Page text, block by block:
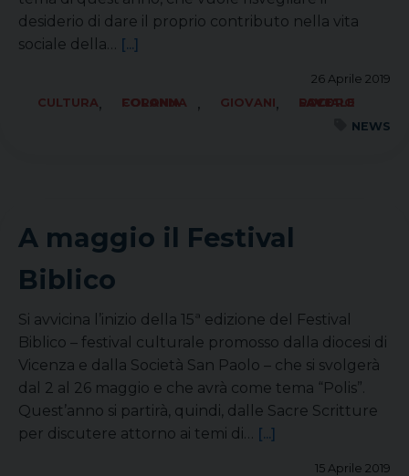
desiderio di dare il proprio contributo nella vita
sociale della… [...]
26 Aprile 2019
CULTURA, FORANIA COLONNA , GIOVANI,
SOCIALE LAVORO PACE
NEWS
A maggio il Festival
Biblico
Si avvicina l’inizio della 15ª edizione del Festival
Biblico – festival culturale promosso dalla diocesi di
Vicenza e dalla Società San Paolo – che si svolgerà
dal 2 al 26 maggio e che avrà come tema “Polis”.
Quest’anno si partirà, quindi, dalle Sacre Scritture
per discutere attorno ai temi di… [...]
15 Aprile 2019